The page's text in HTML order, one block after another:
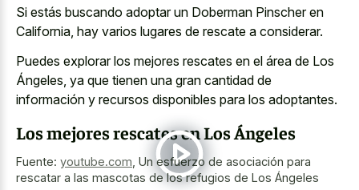
Si estás buscando adoptar un Doberman Pinscher en
California, hay varios lugares de rescate a considerar.
Puedes explorar los mejores rescates en el área de Los
Ángeles, ya que tienen una gran cantidad de
información y recursos disponibles para los adoptantes.
Los mejores rescates en Los Ángeles
Fuente: youtube.com Un esfuerzo de asociación para
rescatar a las mascotas de los refugios de Los Ángeles